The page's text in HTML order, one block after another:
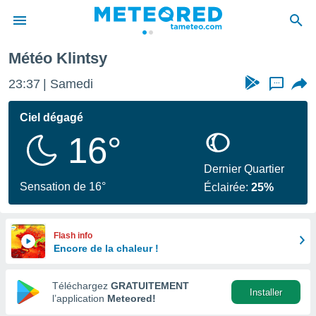
de
en
Météo Klintsy
23:37 Samedi ...
Ciel dégagé
16°
Sensation de 16°
Dernier Quartier
Éclairée:25%
Flash info
Encore de la chaleur !
Téléchargez GRATUITEMENT
l’application Meteored!
Installer